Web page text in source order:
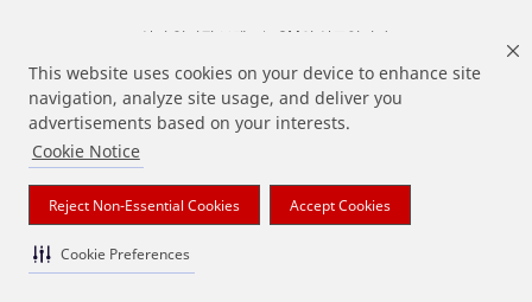
This website uses cookies on your device to enhance site
navigation, analyze site usage, and deliver you
advertisements based on your interests.
Cookie Notice
Reject Non-Essential Cookies Accept Cookies
Cookie Preferences
상기 열거된 브랜드는 3M의 상표입니다.